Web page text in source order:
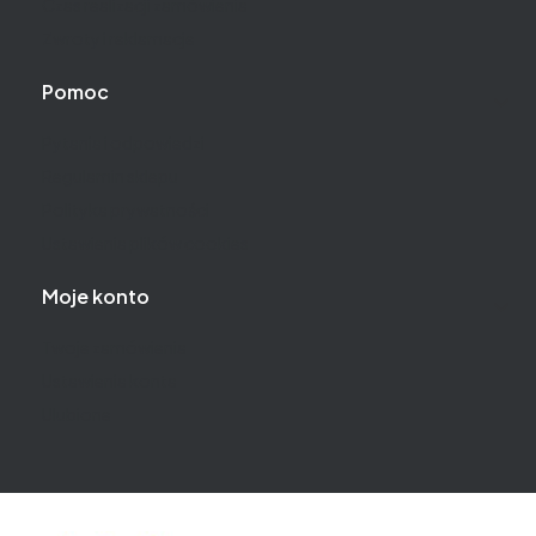
Pomoc
Moje konto